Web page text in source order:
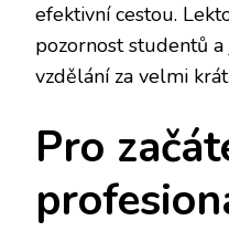
efektivní cestou.
pozornost studentů
vzdělání za velmi
Pro